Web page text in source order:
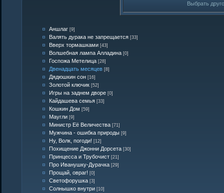
Выбрать
Аншлаг [9]
Валять дурака не запрещается [33]
Вверх тормашками [43]
Волшебная лампа Алладина [0]
Госпожа Метелица [28]
Двенадцать месяцев [8]
Дядюшкин сон [16]
Золотой ключик [52]
Игры на заднем дворе [0]
Кайдашева семья [33]
Кошкин Дом [59]
Маугли [9]
Министр Её Величества [71]
Мужчина - ошибка природы [9]
Ну, Волк, погоди! [12]
Похищение Джонни Дорсета [30]
Принцесса и Трубочист [21]
Про Иванушку-Дурачка [29]
Прощай, овраг! [0]
Светофорушка [3]
Солнышко внутри [10]